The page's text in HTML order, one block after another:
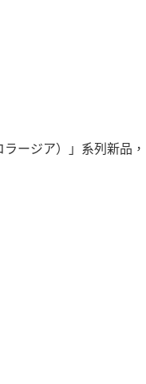
ージア）」系列新品，